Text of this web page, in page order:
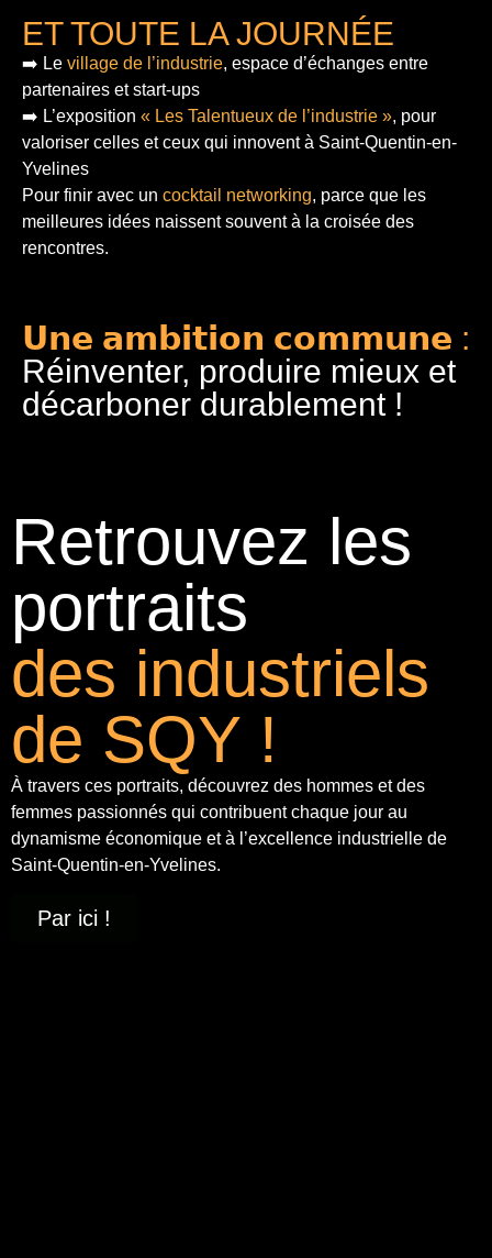
ET TOUTE LA JOURNÉE
➡️ Le village de l’industrie, espace d’échanges entre
partenaires et start-ups
➡️ L’exposition « Les Talentueux de l’industrie », pour
valoriser celles et ceux qui innovent à Saint-Quentin-en-
Yvelines
Pour finir avec un cocktail networking, parce que les
meilleures idées naissent souvent à la croisée des
rencontres.
𝗨𝗻𝗲 𝗮𝗺𝗯𝗶𝘁𝗶𝗼𝗻 𝗰𝗼𝗺𝗺𝘂𝗻𝗲 :
Réinventer, produire mieux et
décarboner durablement !
Retrouvez les
portraits
des industriels
de SQY !
À travers ces portraits, découvrez des hommes et des
femmes passionnés qui contribuent chaque jour au
dynamisme économique et à l’excellence industrielle de
Saint-Quentin-en-Yvelines.
Par ici !